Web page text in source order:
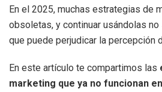
En el 2025, muchas estrategias de
obsoletas, y continuar usándolas
que puede perjudicar la percepción
En este artículo te compartimos las
marketing que ya no funcionan